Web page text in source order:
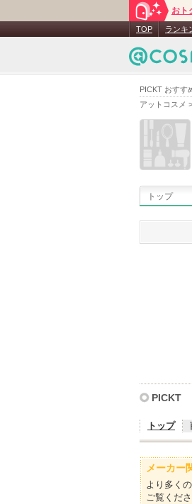
PICKT おすす
アットコスメ >
おト
TOP ランキ
トップ
PICKT
トップ
メーカー
より多く
ご覧くださ